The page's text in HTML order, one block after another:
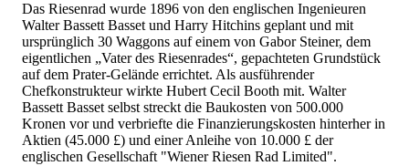
Das Riesenrad wurde 1896 von den englischen Ingenieuren
Walter Bassett Basset und Harry Hitchins geplant und mit
ursprünglich 30 Waggons auf einem von Gabor Steiner, dem
eigentlichen „Vater des Riesenrades“, gepachteten Grundstück
auf dem Prater-Gelände errichtet. Als ausführender
Chefkonstrukteur wirkte Hubert Cecil Booth mit. Walter
Bassett Basset selbst streckt die Baukosten von 500.000
Kronen vor und verbriefte die Finanzierungskosten hinterher in
Aktien (45.000 £) und einer Anleihe von 10.000 £ der
englischen Gesellschaft "Wiener Riesen Rad Limited".